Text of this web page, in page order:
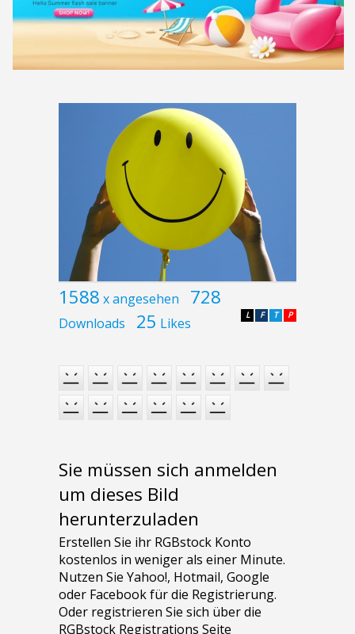
1588 x angesehen 728
Downloads 25 Likes P
T
F
L
Sie müssen sich anmelden
um dieses Bild
herunterzuladen